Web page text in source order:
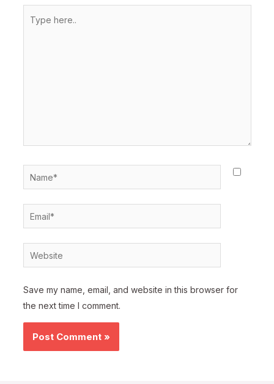
here..
Name*
Email*
Website
Save my name, email, and website in this browser for
the next time I comment.